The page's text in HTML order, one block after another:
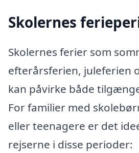
Skolernes
Skolernes ferier som
efterårsferien, juleferien
kan påvirke både
For familier med
eller teenagere er det
rejserne i disse perioder: